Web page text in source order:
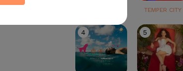
TEMPER CITY
4 5